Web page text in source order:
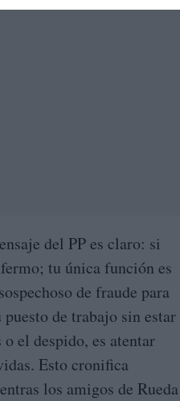
del PP es claro: si
tu única función es
de fraude para
de trabajo sin estar
el despido, es atentar
Esto cronifica
los amigos de Rueda